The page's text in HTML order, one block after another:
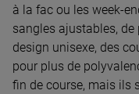
à la fac ou les week-
sangles ajustables,
design unisexe, des
pour plus de
fin de course, mais ils